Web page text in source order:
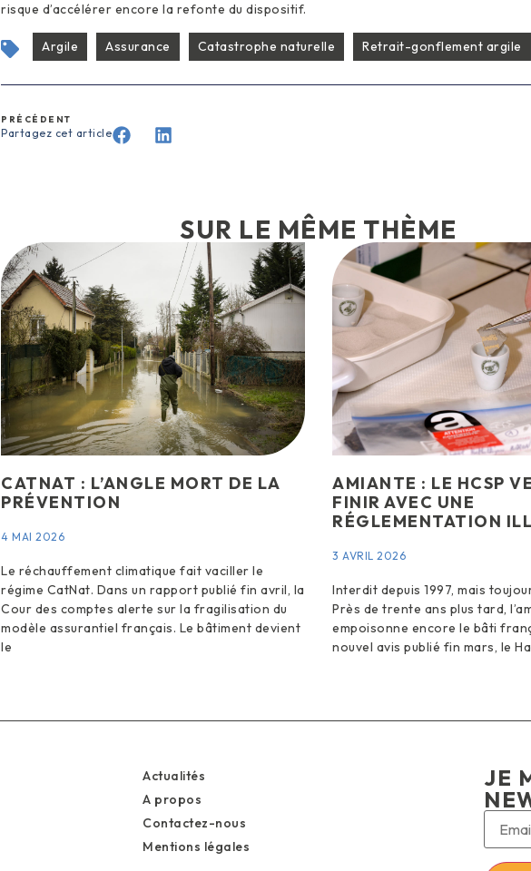
risque d’accélérer encore la refonte du dispositif.
Argile Assurance Catastrophe naturelle Retrait-gonflement argile
PRÉCÉDENT
Partagez cet article
SUR LE MÊME THÈME
CATNAT : L’ANGLE MORT DE LA
PRÉVENTION
4 MAI 2026
Le réchauffement climatique fait vaciller le
régime CatNat. Dans un rapport publié fin avril, la
Cour des comptes alerte sur la fragilisation du
modèle assurantiel français. Le bâtiment devient
le
AMIANTE : LE HCSP
FINIR AVEC UNE
RÉGLEMENTATION
3 AVRIL 2026
Interdit depuis 1997, mais
Près de trente ans plus tard,
empoisonne encore le bâti
nouvel avis publié fin mars, le
Actualités
A propos
Contactez-nous
Mentions légales
JE